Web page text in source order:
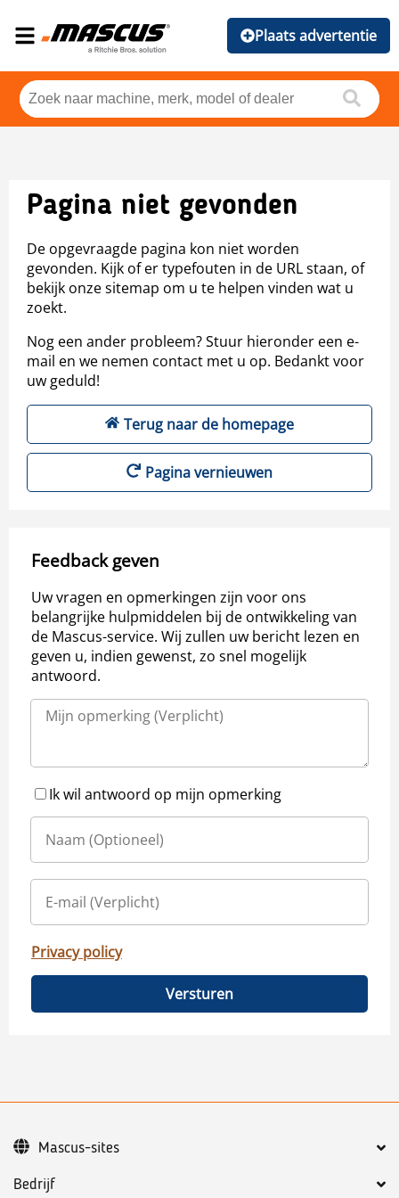
Plaats advertentie
Pagina niet gevonden
De opgevraagde pagina kon niet worden
gevonden. Kijk of er typefouten in de URL staan, of
bekijk onze sitemap om u te helpen vinden wat u
zoekt.
Nog een ander probleem? Stuur hieronder een e-
mail en we nemen contact met u op. Bedankt voor
uw geduld!
Terug naar de homepage
Pagina vernieuwen
Feedback geven
Uw vragen en opmerkingen zijn voor ons
belangrijke hulpmiddelen bij de ontwikkeling van
de Mascus-service. Wij zullen uw bericht lezen en
geven u, indien gewenst, zo snel mogelijk
antwoord.
Ik wil antwoord op mijn opmerking
Privacy policy
Versturen
Bedrijf
Mascus-sites